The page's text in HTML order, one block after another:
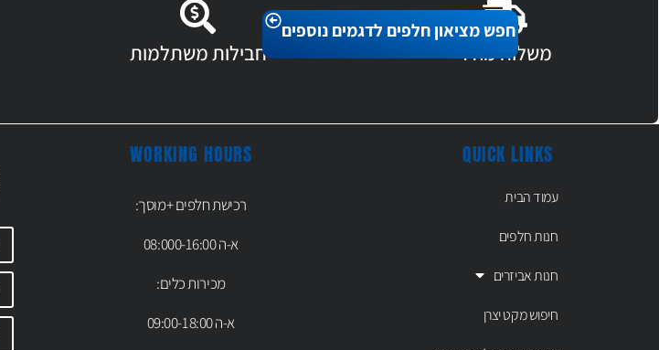
חפש מציאון חלפים לדגמים נוספים
משלוח מהיר חבילות משתלמות
QUICK LINKS
עמוד הבית
חנות חלפים
חנות אביזרים
חיפוש מקט יצרן
WORKING HOURS
רכישת חלפים +מוסך:
א-ה 08:000-16:00
מכירות כלים:
א-ה 09:00-18:00